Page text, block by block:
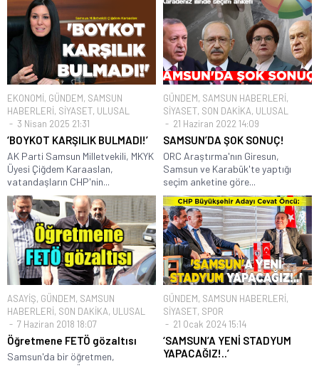
EKONOMİ, GÜNDEM, SAMSUN
HABERLERİ, SİYASET, ULUSAL
3 Nisan 2025 21:31
‘BOYKOT KARŞILIK BULMADI!’
AK Parti Samsun Milletvekili, MKYK
Üyesi Çiğdem Karaaslan,
vatandaşların CHP'nin...
GÜNDEM, SAMSUN HABERLERİ,
SİYASET, SON DAKİKA, ULUSAL
21 Haziran 2022 14:09
SAMSUN’DA ŞOK SONUÇ!
ORC Araştırma'nın Giresun,
Samsun ve Karabük'te yaptığı
seçim anketine göre...
ASAYİŞ, GÜNDEM, SAMSUN
HABERLERİ, SON DAKİKA, ULUSAL
7 Haziran 2018 18:07
Öğretmene FETÖ gözaltısı
Samsun'da bir öğretmen,
GÜNDEM, SAMSUN HABERLERİ,
SİYASET, SPOR
21 Ocak 2024 15:14
‘SAMSUN’A YENİ STADYUM
YAPACAĞIZ!..’